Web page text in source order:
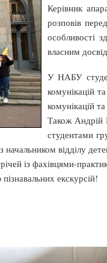
Керівник
розповів
особливості
власним
У НАБУ
комунікацій
комунікацій та
Також Андрій
студентами
начальником відділу
із фахівцями-
екскурсій!